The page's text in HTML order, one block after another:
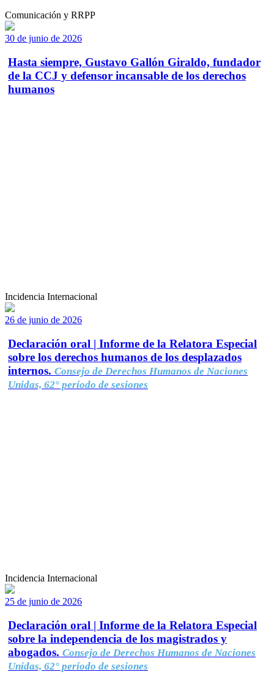
Comunicación y RRPP
30 de junio de 2026
Hasta siempre, Gustavo Gallón Giraldo, fundador
de la CCJ y defensor incansable de los derechos
humanos
Incidencia Internacional
26 de junio de 2026
Declaración oral | Informe de la Relatora Especial
sobre los derechos humanos de los desplazados
internos. Consejo de Derechos Humanos de Naciones
Unidas, 62° período de sesiones
Incidencia Internacional
25 de junio de 2026
Declaración oral | Informe de la Relatora Especial
sobre la independencia de los magistrados y
abogados. Consejo de Derechos Humanos de Naciones
Unidas, 62° período de sesiones